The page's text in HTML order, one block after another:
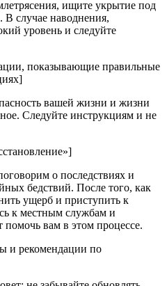
ищите укрытие под
В случае наводнения,
уровень и следуйте
показывающие правильные
вашей жизни и жизни
Следуйте инструкциям и не
о последствиях и
бедствий. После того, как
ущерб и приступить к
к местным службам и
помочь вам в этом процессе.
и рекомендации по